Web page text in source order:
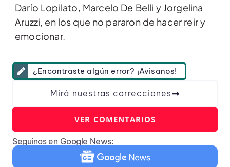
Darío Lopilato, Marcelo De Belli y Jorgelina
Aruzzi, en los que no pararon de hacer reir y
emocionar.
¿Encontraste algún error? ¡Avisanos!
Mirá nuestras correcciones
VER COMENTARIOS
Seguinos en Google News: